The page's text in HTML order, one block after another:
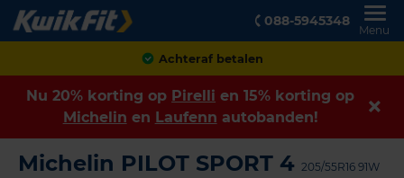
088-5945348
Menu
Achteraf betalen
Nu 20% korting op Pirelli en 15% korting op
Michelin en Laufenn autobanden!
Michelin PILOT SPORT 4 205/55R16 91W